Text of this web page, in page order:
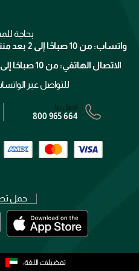
الإرجاع
برنامج الولاء ميوز
الشروط و الأحكام
سياسة الخصوصية
بحاجة
واتساب: من 10 صباحًا إلى 2 بعد منتصف الليل (من الإثنين إلى الأحد)
الاتصال الهاتفي: من 10 صباحًا إلى 11 مساءً (من الإثنين إلى الأحد)
للتواصل عبر
اتصل بنا:
800 965 664
حمل
تفضيلات اللغة: